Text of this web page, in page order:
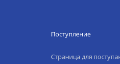
Поступление
Страница для